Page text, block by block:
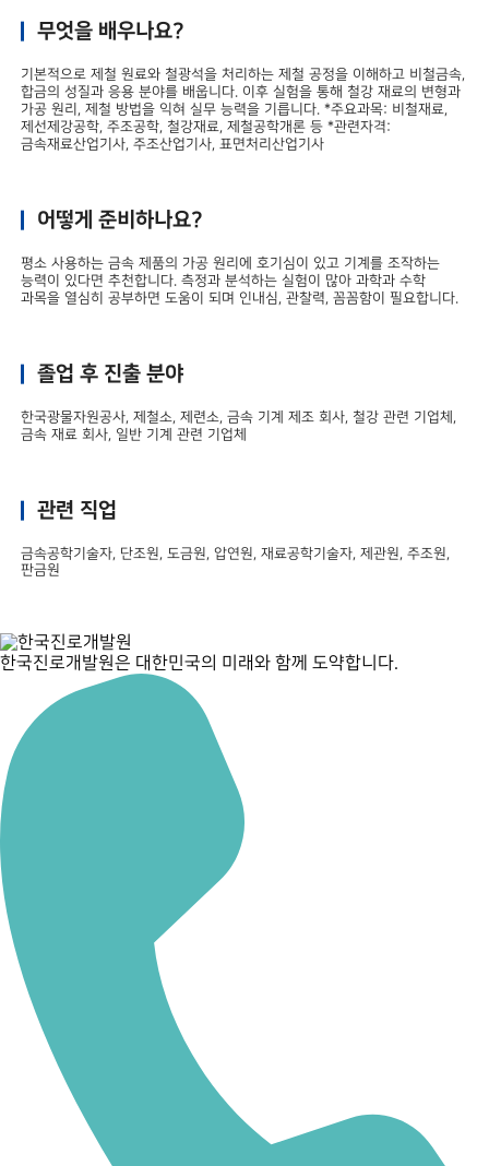
무엇을 배우나요?
기본적으로 제철 원료와 철광석을 처리하는 제철 공정을 이해하고 비철금속,
합금의 성질과 응용 분야를 배웁니다. 이후 실험을 통해 철강 재료의 변형과
가공 원리, 제철 방법을 익혀 실무 능력을 기릅니다. *주요과목: 비철재료,
제선제강공학, 주조공학, 철강재료, 제철공학개론 등 *관련자격:
금속재료산업기사, 주조산업기사, 표면처리산업기사
어떻게 준비하나요?
평소 사용하는 금속 제품의 가공 원리에 호기심이 있고 기계를 조작하는
능력이 있다면 추천합니다. 측정과 분석하는 실험이 많아 과학과 수학
과목을 열심히 공부하면 도움이 되며 인내심, 관찰력, 꼼꼼함이 필요합니다.
졸업 후 진출 분야
한국광물자원공사, 제철소, 제련소, 금속 기계 제조 회사, 철강 관련 기업체,
금속 재료 회사, 일반 기계 관련 기업체
관련 직업
금속공학기술자, 단조원, 도금원, 압연원, 재료공학기술자, 제관원, 주조원,
판금원
한국진로개발원은 대한민국의 미래와 함께 도약합니다.